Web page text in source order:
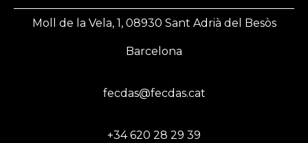
Moll de la Vela, 1, 08930 Sant Adrià del Besòs
Barcelona
fecdas@fecdas.cat
+34 620 28 29 39